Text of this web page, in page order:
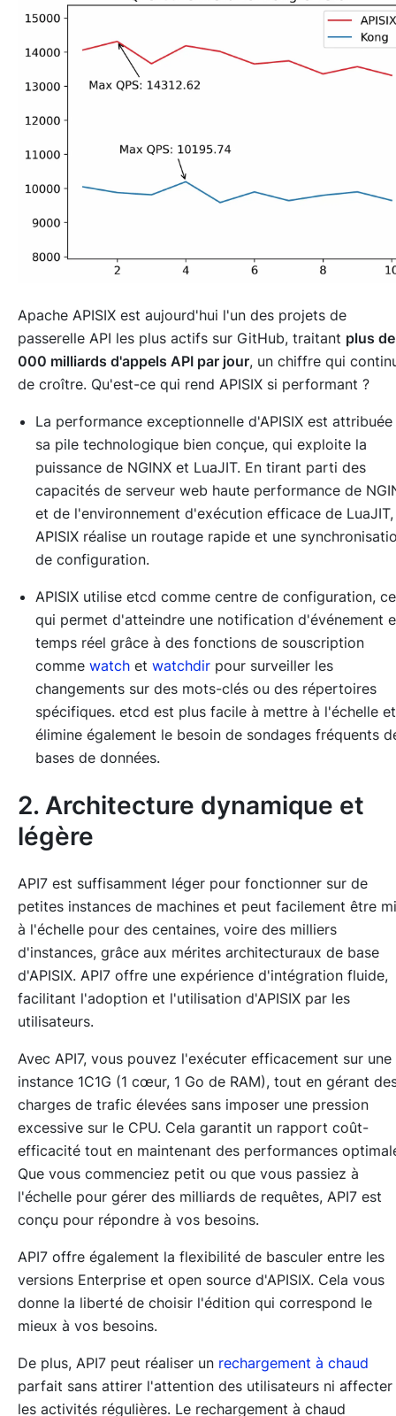
Apache APISIX est aujourd'hui l'un des projets de
passerelle API les plus actifs sur GitHub, traitant plus
000 milliards d'appels API par jour, un chiffre qui
de croître. Qu'est-ce qui rend APISIX si performant ?
La performance exceptionnelle d'APISIX est attribuée
sa pile technologique bien conçue, qui exploite la
puissance de NGINX et LuaJIT. En tirant parti des
capacités de serveur web haute performance de
et de l'environnement d'exécution efficace de LuaJIT,
APISIX réalise un routage rapide et une
de configuration.
APISIX utilise etcd comme centre de configuration, ce
qui permet d'atteindre une notification d'événement
temps réel grâce à des fonctions de souscription
comme watch et watchdir pour surveiller les
changements sur des mots-clés ou des répertoires
spécifiques. etcd est plus facile à mettre à l'échelle et
élimine également le besoin de sondages fréquents
bases de données.
2. Architecture dynamique et
légère
API7 est suffisamment léger pour fonctionner sur de
petites instances de machines et peut facilement être
à l'échelle pour des centaines, voire des milliers
d'instances, grâce aux mérites architecturaux de base
d'APISIX. API7 offre une expérience d'intégration fluide,
facilitant l'adoption et l'utilisation d'APISIX par les
utilisateurs.
Avec API7, vous pouvez l'exécuter efficacement sur une
instance 1C1G (1 cœur, 1 Go de RAM), tout en gérant
charges de trafic élevées sans imposer une pression
excessive sur le CPU. Cela garantit un rapport coût-
efficacité tout en maintenant des performances
Que vous commenciez petit ou que vous passiez à
l'échelle pour gérer des milliards de requêtes, API7 est
conçu pour répondre à vos besoins.
API7 offre également la flexibilité de basculer entre les
versions Enterprise et open source d'APISIX. Cela vous
donne la liberté de choisir l'édition qui correspond le
mieux à vos besoins.
De plus, API7 peut réaliser un rechargement à chaud
parfait sans attirer l'attention des utilisateurs ni affecter
les activités régulières. Le rechargement à chaud